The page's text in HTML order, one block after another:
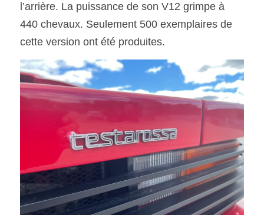
l’arrière. La puissance de son V12 grimpe à
440 chevaux. Seulement 500 exemplaires de
cette version ont été produites.